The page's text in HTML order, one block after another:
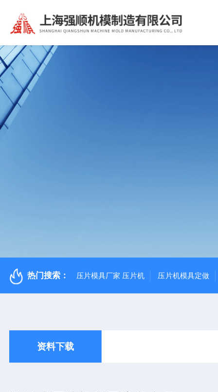
热门搜索： 压片模具厂家 压片机 压片机模具定做
资料下载